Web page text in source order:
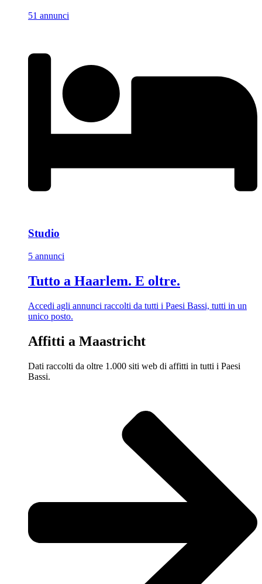
51 annunci
Studio
5 annunci
Tutto a Haarlem. E oltre.
Accedi agli annunci raccolti da tutti i Paesi Bassi, tutti in un
unico posto.
Affitti a Maastricht
Dati raccolti da oltre 1.000 siti web di affitti in tutti i Paesi
Bassi.